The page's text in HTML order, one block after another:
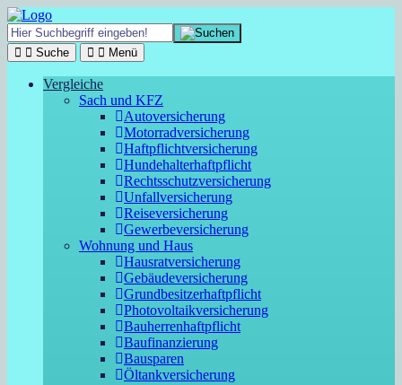
Suche Menü
Vergleiche
Sach und KFZ
Autoversicherung
Motorradversicherung
Haftpflichtversicherung
Hundehalterhaftpflicht
Rechtsschutzversicherung
Unfallversicherung
Reiseversicherung
Gewerbeversicherung
Wohnung und Haus
Hausratversicherung
Gebäudeversicherung
Grundbesitzerhaftpflicht
Photovoltaikversicherung
Bauherrenhaftpflicht
Baufinanzierung
Bausparen
Öltankversicherung